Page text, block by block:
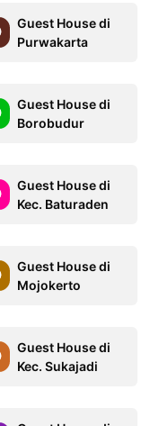
Guest House di
Purwakarta
Guest House di
Borobudur
Guest House di
Kec. Baturaden
Guest House di
Mojokerto
Guest House di
Kec. Sukajadi